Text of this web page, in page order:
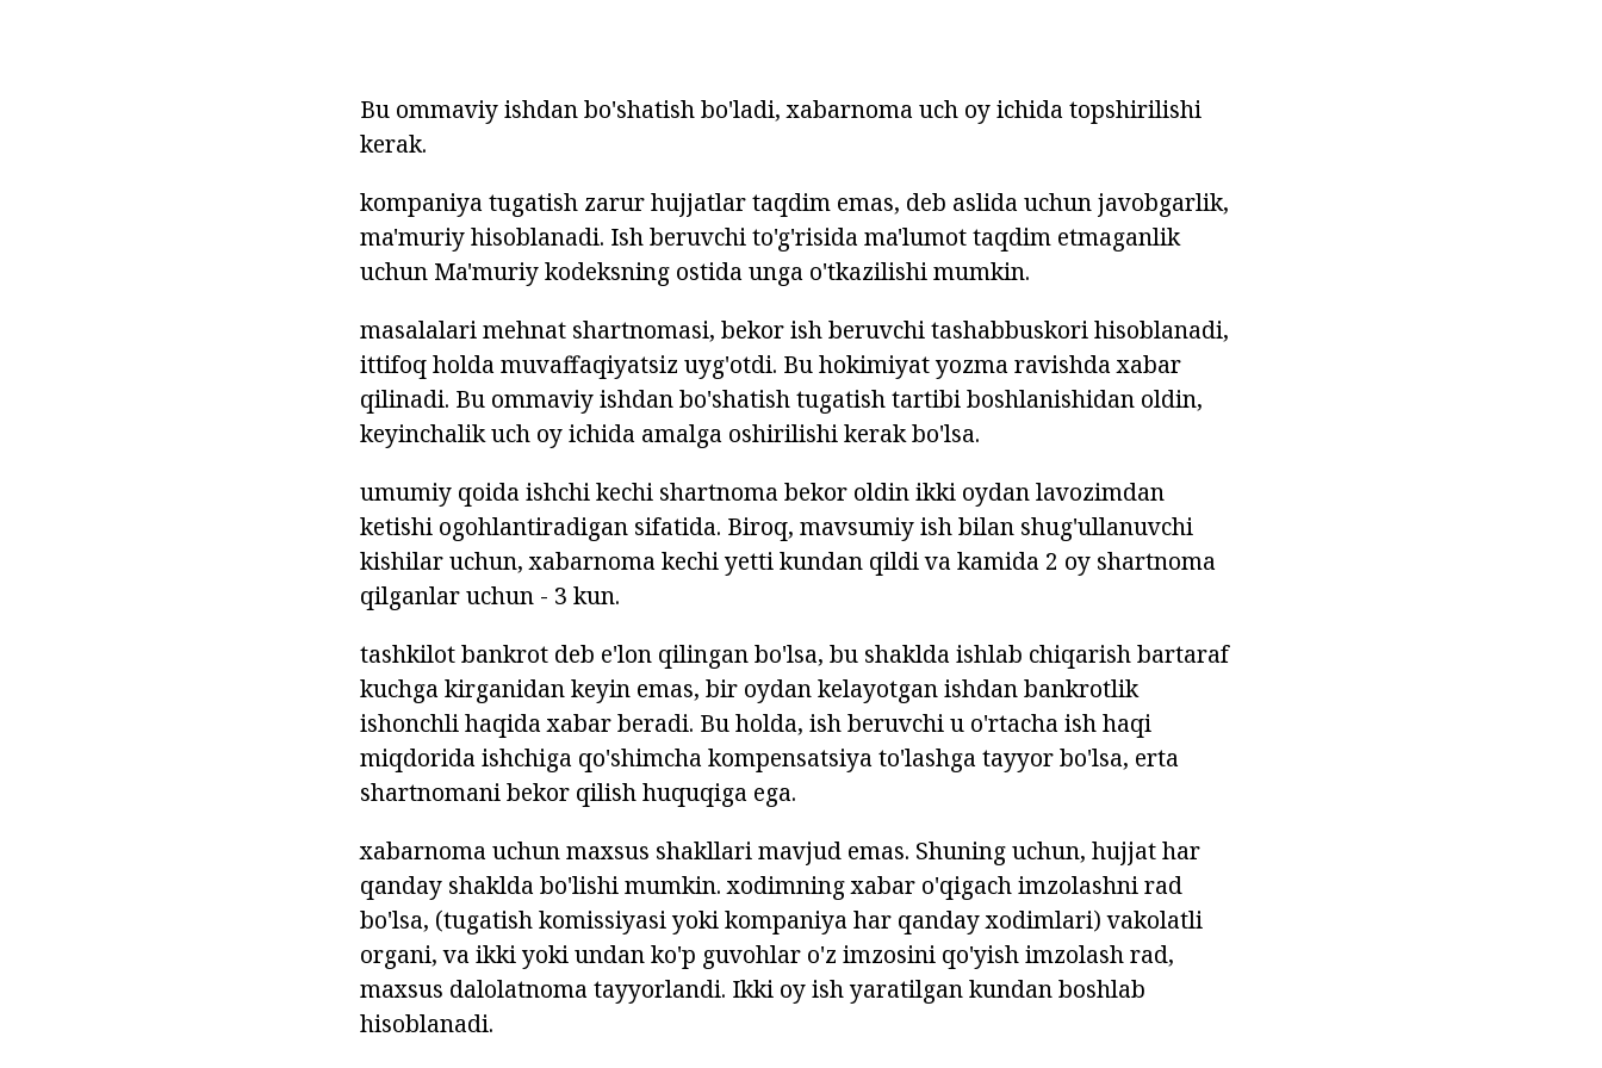
Bu ommaviy ishdan bo'shatish bo'ladi, xabarnoma uch oy ichida topshirilishi
kerak.
kompaniya tugatish zarur hujjatlar taqdim emas, deb aslida uchun javobgarlik,
ma'muriy hisoblanadi. Ish beruvchi to'g'risida ma'lumot taqdim etmaganlik
uchun Ma'muriy kodeksning ostida unga o'tkazilishi mumkin.
masalalari mehnat shartnomasi, bekor ish beruvchi tashabbuskori hisoblanadi,
ittifoq holda muvaffaqiyatsiz uyg'otdi. Bu hokimiyat yozma ravishda xabar
qilinadi. Bu ommaviy ishdan bo'shatish tugatish tartibi boshlanishidan oldin,
keyinchalik uch oy ichida amalga oshirilishi kerak bo'lsa.
umumiy qoida ishchi kechi shartnoma bekor oldin ikki oydan lavozimdan
ketishi ogohlantiradigan sifatida. Biroq, mavsumiy ish bilan shug'ullanuvchi
kishilar uchun, xabarnoma kechi yetti kundan qildi va kamida 2 oy shartnoma
qilganlar uchun - 3 kun.
tashkilot bankrot deb e'lon qilingan bo'lsa, bu shaklda ishlab chiqarish bartaraf
kuchga kirganidan keyin emas, bir oydan kelayotgan ishdan bankrotlik
ishonchli haqida xabar beradi. Bu holda, ish beruvchi u o'rtacha ish haqi
miqdorida ishchiga qo'shimcha kompensatsiya to'lashga tayyor bo'lsa, erta
shartnomani bekor qilish huquqiga ega.
xabarnoma uchun maxsus shakllari mavjud emas. Shuning uchun, hujjat har
qanday shaklda bo'lishi mumkin. xodimning xabar o'qigach imzolashni rad
bo'lsa, (tugatish komissiyasi yoki kompaniya har qanday xodimlari) vakolatli
organi, va ikki yoki undan ko'p guvohlar o'z imzosini qo'yish imzolash rad,
maxsus dalolatnoma tayyorlandi. Ikki oy ish yaratilgan kundan boshlab
hisoblanadi.